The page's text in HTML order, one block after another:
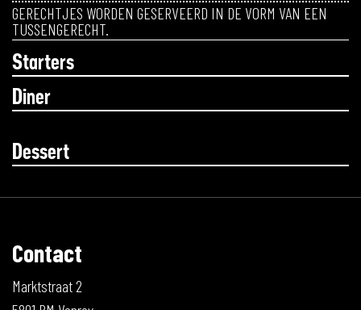
GERECHTJES WORDEN GESERVEERD IN DE VORM VAN EEN
TUSSENGERECHT.
Starters
Diner
Dessert
Contact
Marktstraat 2